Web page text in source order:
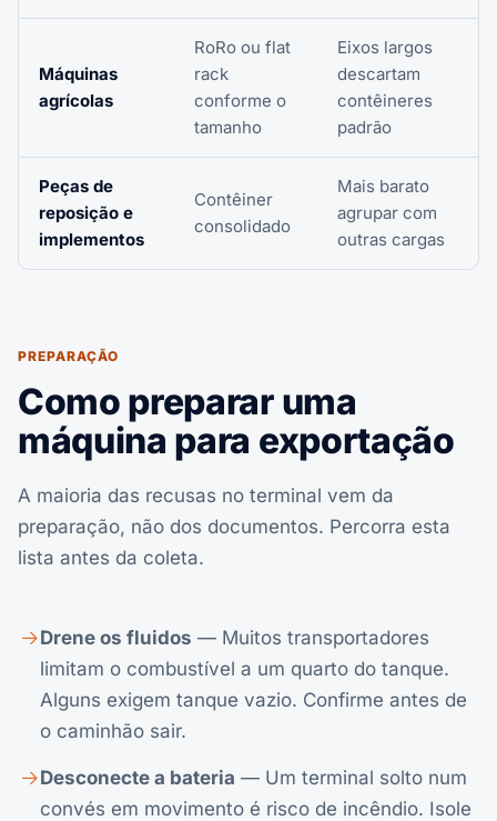
Máquinas
agrícolas
RoRo ou flat
rack
conforme o
tamanho
Eixos largos
descartam
contêineres
padrão
Peças de
reposição e
implementos
Contêiner
consolidado
Mais barato
agrupar com
outras cargas
PREPARAÇÃO
Como preparar uma
máquina para exportação
A maioria das recusas no terminal vem da
preparação, não dos documentos. Percorra esta
lista antes da coleta.
Drene os fluidos — Muitos transportadores
limitam o combustível a um quarto do tanque.
Alguns exigem tanque vazio. Confirme antes de
o caminhão sair.
Desconecte a bateria — Um terminal solto num
convés em movimento é risco de incêndio. Isole